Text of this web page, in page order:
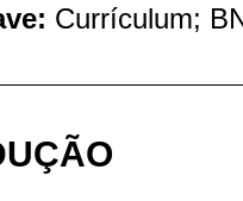
Currículum;